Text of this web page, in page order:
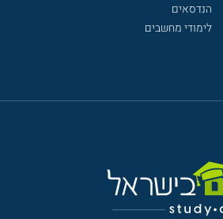
הנדסאים
לימודי מחשבים